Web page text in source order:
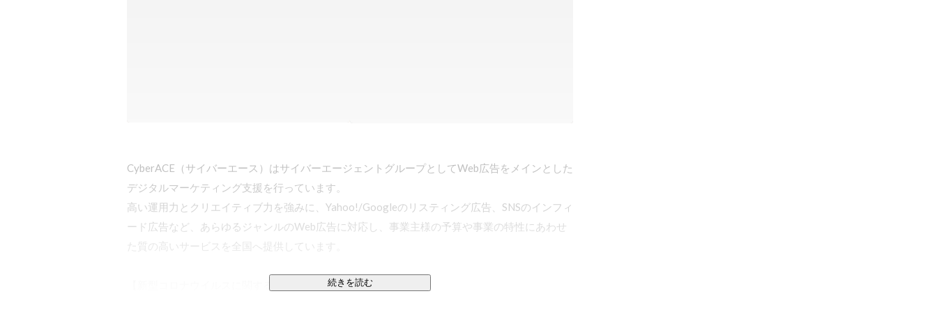
CyberACE（サイバーエース）はサイバーエージェントグループとしてWeb広告をメインとした
デジタルマーケティング支援を行っています。
高い運用力とクリエイティブ力を強みに、Yahoo!/Googleのリスティング広告、SNSのインフィ
ード広告など、あらゆるジャンルのWeb広告に対応し、事業主様の予算や事業の特性にあわせ
た質の高いサービスを全国へ提供しています。
続きを読む